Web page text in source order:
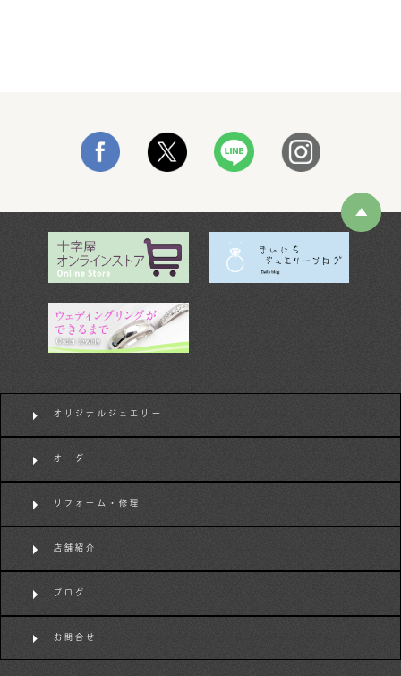
オリジナルジュエリー
オーダー
リフォーム・修理
店舗紹介
ブログ
お問合せ